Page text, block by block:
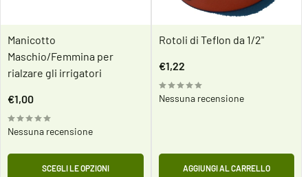
Manicotto
Maschio/Femmina per
rialzare gli irrigatori
Prezzo
€1,00
Nessuna recensione
SCEGLI LE OPZIONI
Rotoli di Teflon da 1/2"
Prezzo
€1,22
Nessuna recensione
AGGIUNGI AL CARRELLO